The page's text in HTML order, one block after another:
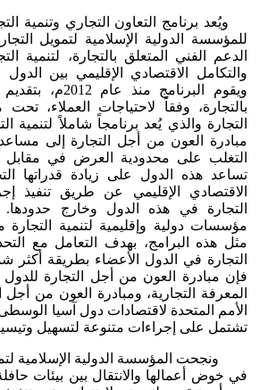
ويُعد برنامج التعاون التجاري وتنمية
للمؤسسة الدولية الإسلامية لتمويل
الدعم الفني المتعلق بالتجارة، لتنمية
والتكامل الاقتصادي الإقليمي بين
ويقوم البرنامج
بالتجارة، وفقاً لاحتياجات العملاء،
التجارة والذي يُعد برنامجاً شاملاً لتنمية
مبادرة العون من أجل التجارة إلى
التغلب على محدودية العرض في
تساعد هذه الدول على زيادة قدراتها
الاقتصادي الإقليمي عن طريق تنفيذ
التجارة في هذه الدول وخارج
مؤسسات دولية وإقليمية لتنمية
مثل هذه البرامج، بهدف التعامل مع
التجارة في الدول الأعضاء بطريقة أكثر
فإن مبادرة العون من أجل التجارة للدول
المعرفة التجارية، ومبادرة العون من أجل
الأمم المتحدة لاقتصادات دول آسيا
تشتمل على إجراءات متنوعة لتسهيل
ونجحت المؤسسة الدولية الإسلامية
في خوض أعمالها والانتقال بين بيئات